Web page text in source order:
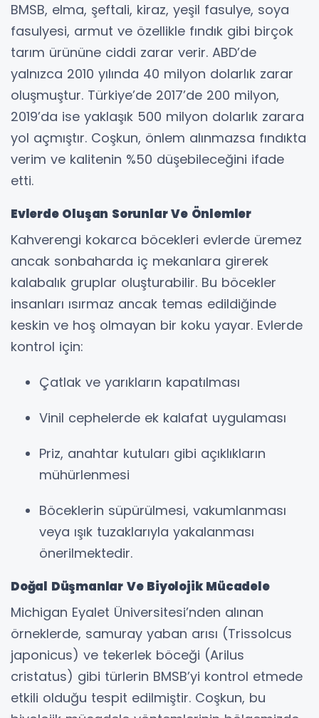
BMSB, elma, şeftali, kiraz, yeşil fasulye, soya
fasulyesi, armut ve özellikle fındık gibi birçok
tarım ürününe ciddi zarar verir. ABD’de
yalnızca 2010 yılında 40 milyon dolarlık zarar
oluşmuştur. Türkiye’de 2017’de 200 milyon,
2019’da ise yaklaşık 500 milyon dolarlık zarara
yol açmıştır. Coşkun, önlem alınmazsa fındıkta
verim ve kalitenin %50 düşebileceğini ifade
etti.
Evlerde Oluşan Sorunlar Ve Önlemler
Kahverengi kokarca böcekleri evlerde üremez
ancak sonbaharda iç mekanlara girerek
kalabalık gruplar oluşturabilir. Bu böcekler
insanları ısırmaz ancak temas edildiğinde
keskin ve hoş olmayan bir koku yayar. Evlerde
kontrol için:
Çatlak ve yarıkların kapatılması
Vinil cephelerde ek kalafat uygulaması
Priz, anahtar kutuları gibi açıklıkların
mühürlenmesi
Böceklerin süpürülmesi, vakumlanması
veya ışık tuzaklarıyla yakalanması
önerilmektedir.
Doğal Düşmanlar Ve Biyolojik Mücadele
Michigan Eyalet Üniversitesi’nden alınan
örneklerde, samuray yaban arısı (Trissolcus
japonicus) ve tekerlek böceği (Arilus
cristatus) gibi türlerin BMSB’yi kontrol etmede
etkili olduğu tespit edilmiştir. Coşkun, bu